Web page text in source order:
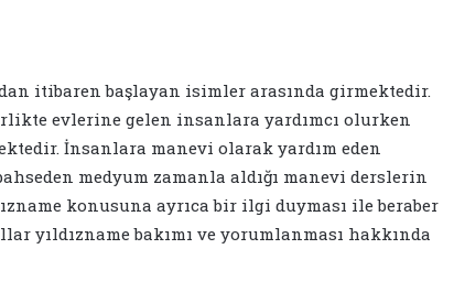
itibaren başlayan isimler arasında girmektedir.
evlerine gelen insanlara yardımcı olurken
İnsanlara manevi olarak yardım eden
medyum zamanla aldığı manevi derslerin
konusuna ayrıca bir ilgi duyması ile beraber
yıldızname bakımı ve yorumlanması hakkında